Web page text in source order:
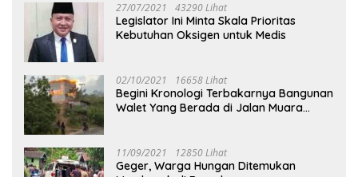
27/07/2021 43290 Lihat
Legislator Ini Minta Skala Prioritas
Kebutuhan Oksigen untuk Medis
02/10/2021 16658 Lihat
Begini Kronologi Terbakarnya Bangunan
Walet Yang Berada di Jalan Muara
11/09/2021 12850 Lihat
Geger, Warga Hungan Ditemukan